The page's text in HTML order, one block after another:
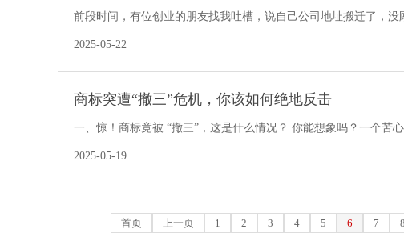
前段时间，有位创业的朋友找我吐槽，说自己公司地址搬迁了，
2025-05-22
商标突遭“撤三”危机，你该如何绝地反击
一、惊！商标竟被 “撤三”，这是什么情况？ 你能想象吗？一个苦
2025-05-19
首页 上一页 1 2 3 4 5 6 7 8